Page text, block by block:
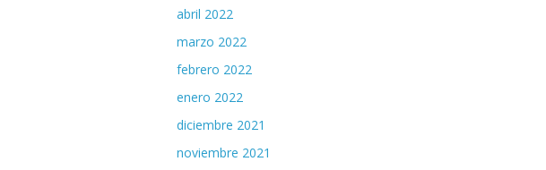
abril 2022
marzo 2022
febrero 2022
enero 2022
diciembre 2021
noviembre 2021